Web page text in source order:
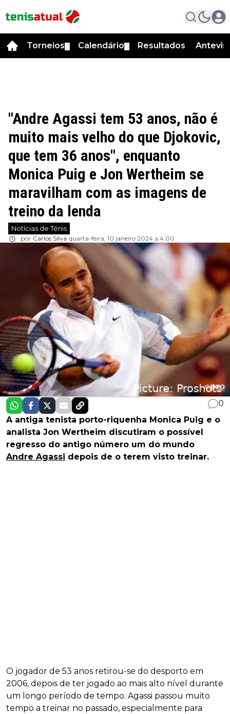
Torneios Calendário Resultados
"Andre Agassi tem 53 anos, não é
muito mais velho do que Djokovic,
que tem 36 anos", enquanto
Monica Puig e Jon Wertheim se
maravilham com as imagens de
treino da lenda
Notícias de Ténis
por Carlos Silva quarta-feira, 10 janeiro 2024 a 4:00
0
A antiga tenista porto-riquenha Monica Puig e o
analista Jon Wertheim discutiram o possível
regresso do antigo número um do mundo
Andre Agassi depois de o terem visto treinar.
O jogador de 53 anos retirou-se do desporto em
2006, depois de ter jogado ao mais alto nível durante
um longo período de tempo. Agassi passou muito
tempo a treinar no passado, especialmente para